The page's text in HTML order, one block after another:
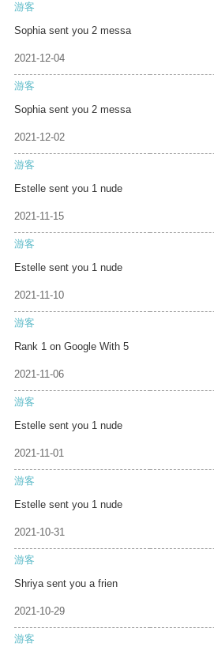
游客
Sophia sent you 2 messa
2021-12-04
游客
Sophia sent you 2 messa
2021-12-02
游客
Estelle sent you 1 nude
2021-11-15
游客
Estelle sent you 1 nude
2021-11-10
游客
Rank 1 on Google With 5
2021-11-06
游客
Estelle sent you 1 nude
2021-11-01
游客
Estelle sent you 1 nude
2021-10-31
游客
Shriya sent you a frien
2021-10-29
游客